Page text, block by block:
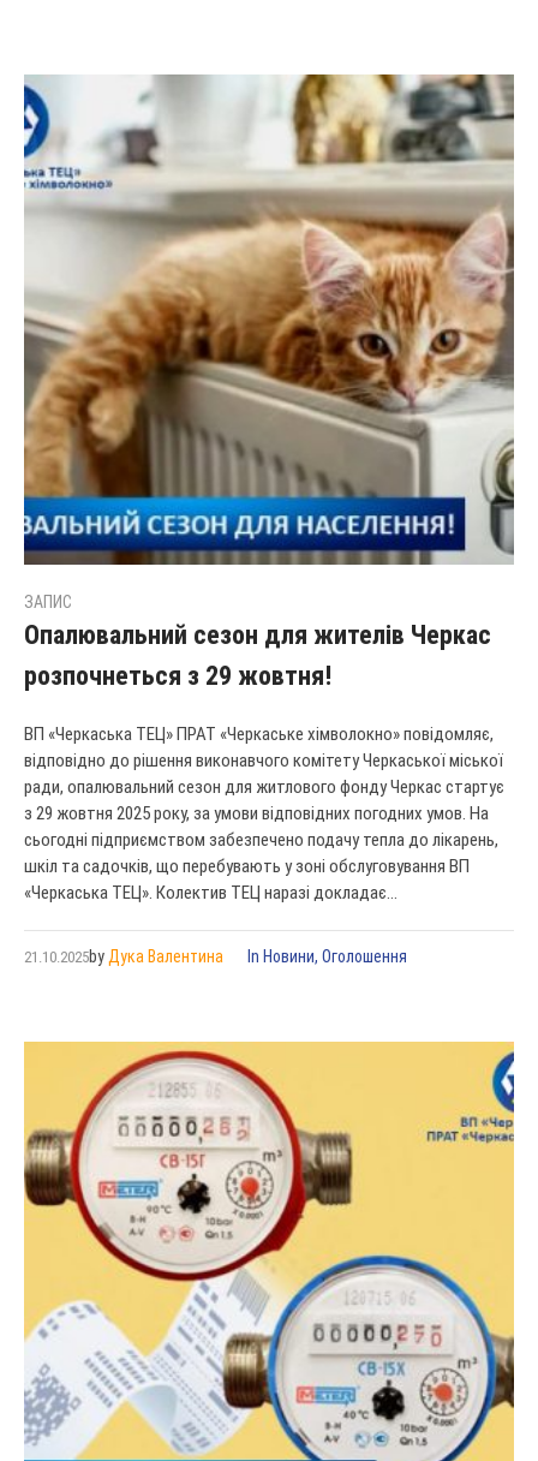
ЗАПИС
Опалювальний сезон для жителів Черкас
розпочнеться з 29 жовтня!
ВП «Черкаська ТЕЦ» ПРАТ «Черкаське хімволокно» повідомляє,
відповідно до рішення виконавчого комітету Черкаської міської
ради, опалювальний сезон для житлового фонду Черкас стартує
з 29 жовтня 2025 року, за умови відповідних погодних умов. На
сьогодні підприємством забезпечено подачу тепла до лікарень,
шкіл та садочків, що перебувають у зоні обслуговування ВП
«Черкаська ТЕЦ». Колектив ТЕЦ наразі докладає...
21.10.2025by Дука Валентина In Новини, Оголошення